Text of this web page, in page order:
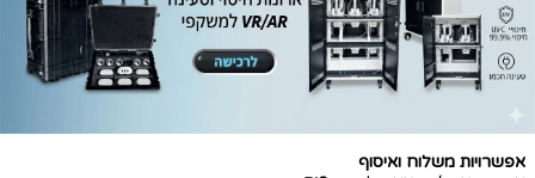
אפשרויות משלוח ואיסוף